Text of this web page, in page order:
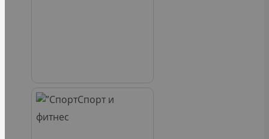
Спорт и
фитнес